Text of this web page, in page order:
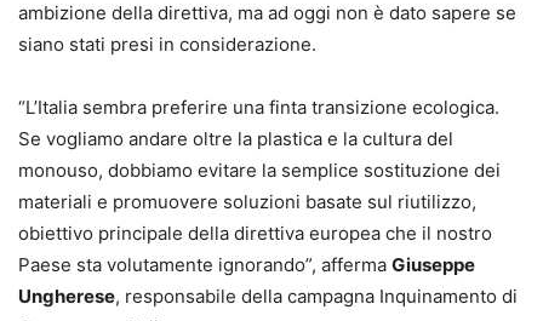
ambizione della direttiva, ma ad oggi non è dato sapere se
siano stati presi in considerazione.
“L’Italia sembra preferire una finta transizione ecologica.
Se vogliamo andare oltre la plastica e la cultura del
monouso, dobbiamo evitare la semplice sostituzione dei
materiali e promuovere soluzioni basate sul riutilizzo,
obiettivo principale della direttiva europea che il nostro
Paese sta volutamente ignorando”, afferma Giuseppe
Ungherese, responsabile della campagna Inquinamento di